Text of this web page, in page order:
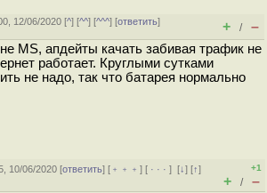
12/06/2020 [^] [^^] [^^^] [ответить]
+ / –
MS, апдейты качать забивая трафик не
работает. Круглыми сутками
не надо, так что батарея нормально
10/06/2020 [ответить] [ ﹢﹢﹢] [ · · ·][↓] [↑]
+1
+ / –